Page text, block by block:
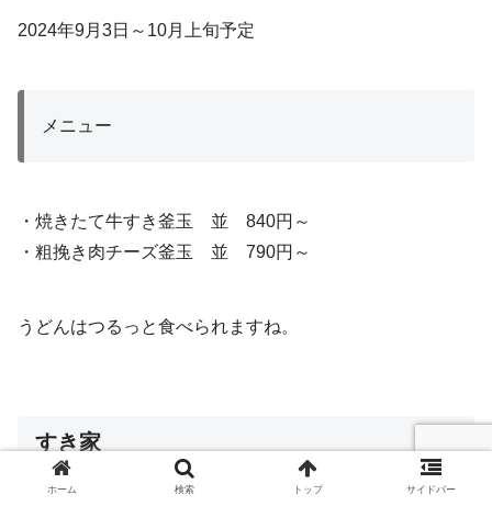
2024年9月3日～10月上旬予定
メニュー
・焼きたて牛すき釜玉 並 840円～
・粗挽き肉チーズ釜玉 並 790円～
うどんはつるっと食べられますね。
すき家
ホーム 検索 トップ サイドバー